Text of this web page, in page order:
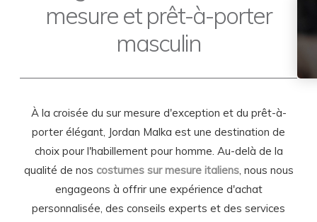
mesure et prêt-à-porter
masculin
À la croisée du sur mesure d'exception et du prêt-à-
porter élégant, Jordan Malka est une destination de
choix pour l'habillement pour homme. Au-delà de la
qualité de nos costumes sur mesure italiens, nous nous
engageons à offrir une expérience d'achat
personnalisée, des conseils experts et des services